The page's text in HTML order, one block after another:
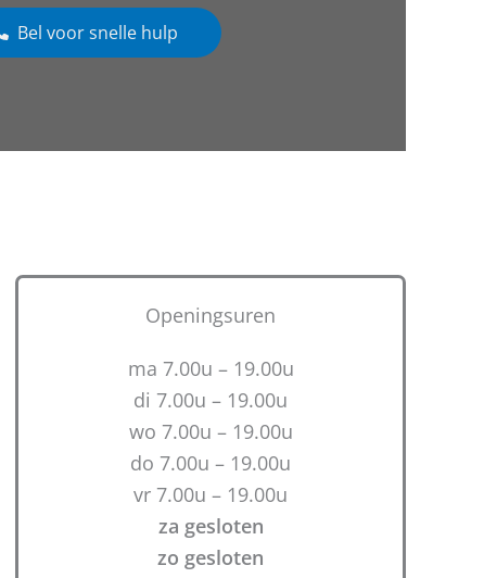
Bel voor snelle hulp
Openingsuren
ma 7.00u – 19.00u
di 7.00u – 19.00u
wo 7.00u – 19.00u
do 7.00u – 19.00u
vr 7.00u – 19.00u
za gesloten
zo gesloten